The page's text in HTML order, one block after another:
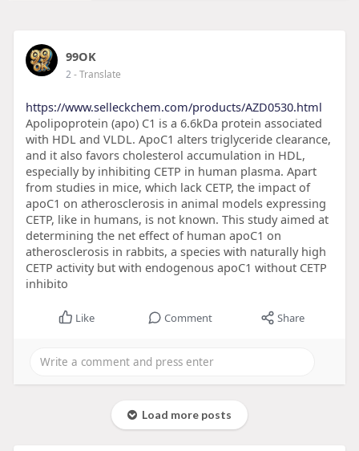
99OK
2- Translate
https://www.selleckchem.com/products/AZD0530.html
Apolipoprotein (apo) C1 is a 6.6kDa protein associated
with HDL and VLDL. ApoC1 alters triglyceride clearance,
and it also favors cholesterol accumulation in HDL,
especially by inhibiting CETP in human plasma. Apart
from studies in mice, which lack CETP, the impact of
apoC1 on atherosclerosis in animal models expressing
CETP, like in humans, is not known. This study aimed at
determining the net effect of human apoC1 on
atherosclerosis in rabbits, a species with naturally high
CETP activity but with endogenous apoC1 without CETP
inhibito
Like Comment Share
Load more posts